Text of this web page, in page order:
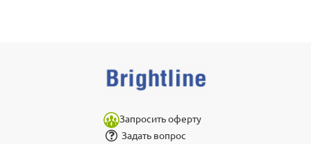
Запросить оферту
Задать вопрос